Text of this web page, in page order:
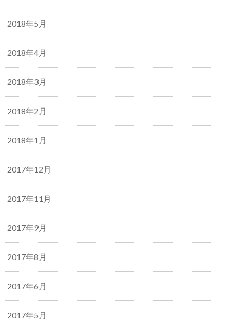
2018年5月
2018年4月
2018年3月
2018年2月
2018年1月
2017年12月
2017年11月
2017年9月
2017年8月
2017年6月
2017年5月